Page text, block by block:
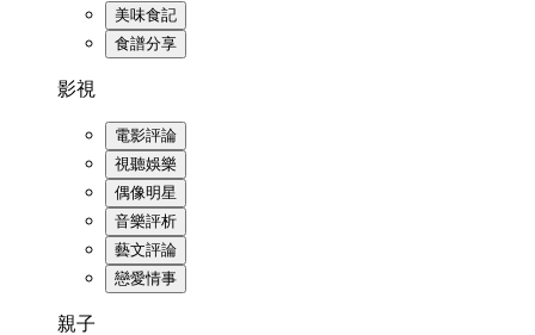
美味食記
食譜分享
影視
電影評論
視聽娛樂
偶像明星
音樂評析
藝文評論
戀愛情事
親子